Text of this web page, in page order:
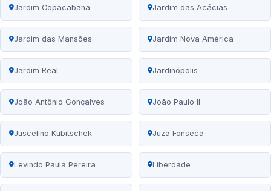
Jardim Copacabana Jardim das Acácias
Jardim das Mansões Jardim Nova América
Jardim Real Jardinópolis
João Antônio Gonçalves João Paulo II
Juscelino Kubitschek Juza Fonseca
Levindo Paula Pereira Liberdade